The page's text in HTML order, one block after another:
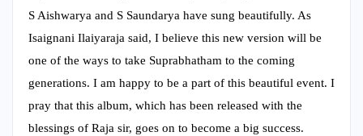
S Aishwarya and S Saundarya have sung beautifully. As
Isaignani Ilaiyaraja said, I believe this new version will be
one of the ways to take Suprabhatham to the coming
generations. I am happy to be a part of this beautiful event. I
pray that this album, which has been released with the
blessings of Raja sir, goes on to become a big success.